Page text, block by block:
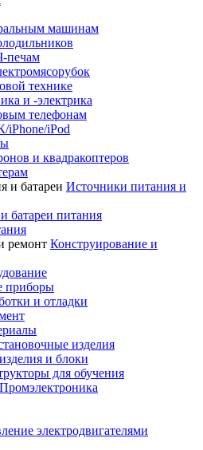
машинам
печам
технике
и -электрика
телефонам
iPhone/iPod
и квадракоптеров
Источники питания и
батареи питания
Конструирование и
приборы
и отладки
изделия
и блоки
для обучения
Промэлектроника
электродвигателями